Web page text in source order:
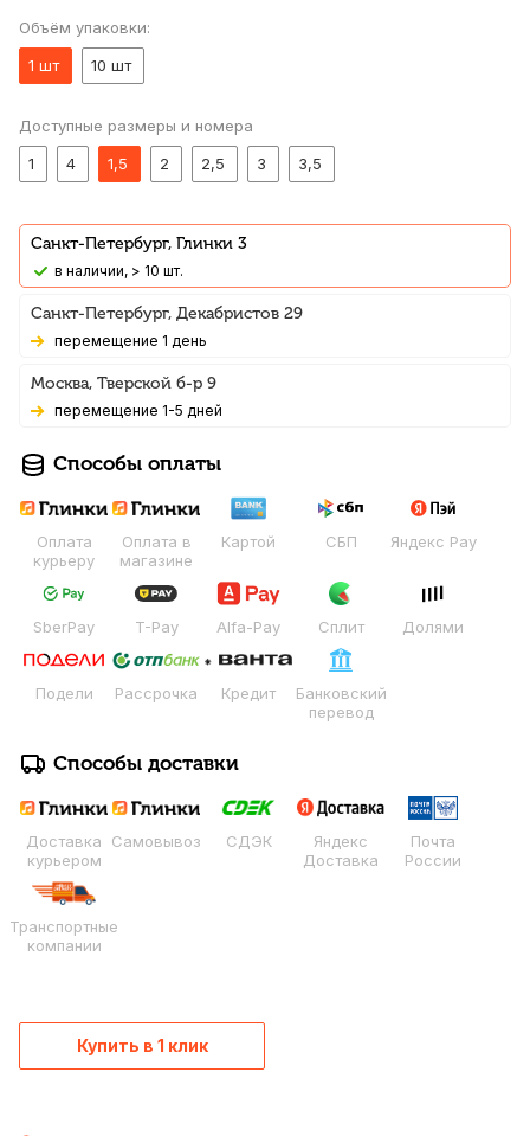
Объём упаковки:
1 шт
10 шт
Доступные размеры и номера
1
4 1,5 2 2,5 3 3,5
Санкт-Петербург, Глинки 3
В наличии, > 10 шт.
Санкт-Петербург, Декабристов 29
Перемещение 1 день
Москва, Тверской б-р 9
Перемещение 1-5 дней
Способы оплаты
Оплата
курьеру
Оплата в
магазине
Картой СБП Яндекс Pay
SberPay T-Pay Alfa-Pay Сплит Долями
Подели Рассрочка Кредит
Банковский
перевод
Способы доставки
Доставка
курьером
Самовывоз СДЭК
Яндекс
Доставка
Почта
России
Транспортные
компании
Купить в 1 клик